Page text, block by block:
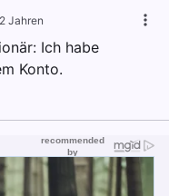
Jahren
Ich habe
Konto.